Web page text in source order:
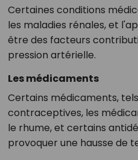
Certaines conditions
les maladies rénales, et
être des facteurs
pression artérielle.
Les médicaments
Certains médicaments,
contraceptives, les
le rhume, et certains
provoquer une hausse de